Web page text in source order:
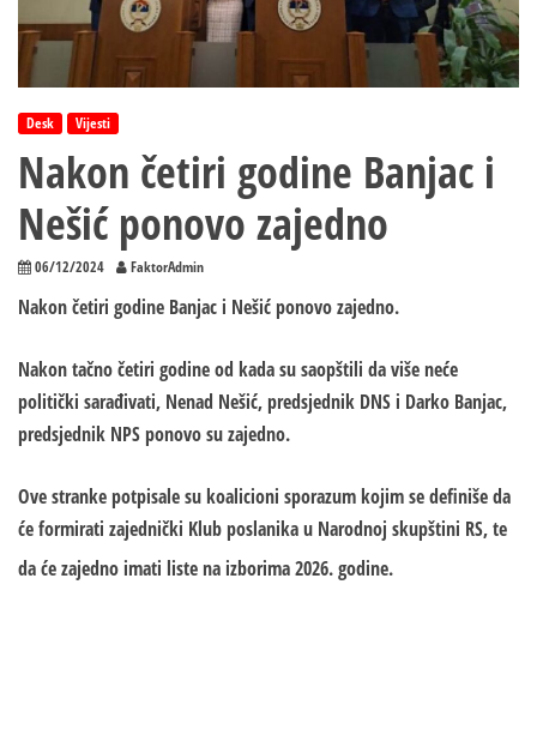
Desk Vijesti
Nakon četiri godine Banjac i
Nešić ponovo zajedno
06/12/2024 FaktorAdmin
Nakon četiri godine Banjac i Nešić ponovo zajedno.
Nakon tačno četiri godine od kada su saopštili da više neće
politički sarađivati, Nenad Nešić, predsjednik DNS i Darko Banjac,
predsjednik NPS ponovo su zajedno.
Ove stranke potpisale su koalicioni sporazum kojim se definiše da
će formirati zajednički Klub poslanika u Narodnoj skupštini RS, te
da će zajedno imati liste na izborima 2026. godine.